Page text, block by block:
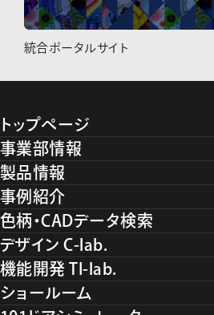
統合ポータルサイト
トップページ
事業部情報
製品情報
事例紹介
色柄・CADデータ検索
デザイン C-lab.
機能開発 TI-lab.
ショールーム